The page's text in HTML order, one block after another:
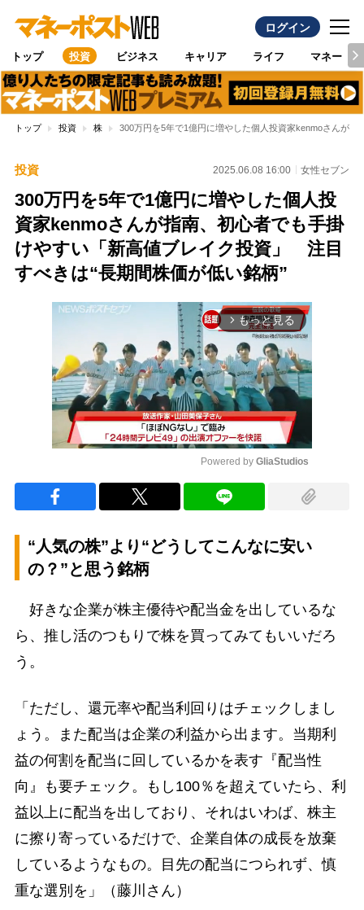
ログイン
トップ 投資 ビジネス キャリア ライフ マネー
トップ 投資 株 300万円を5年で1億円に増やした個人投資家kenmoさんが
投資 2025.06.08 16:00 女性セブン
300万円を5年で1億円に増やした個人投
資家kenmoさんが指南、初心者でも手掛
けやすい「新高値ブレイク投資」 注目
すべきは“長期間株価が低い銘柄”
arrow_forward_ios もっと見る
Powered by GliaStudios
“人気の株”より“どうしてこんなに安い
の？”と思う銘柄
好きな企業が株主優待や配当金を出しているな
ら、推し活のつもりで株を買ってみてもいいだろ
う。
「ただし、還元率や配当利回りはチェックしまし
ょう。また配当は企業の利益から出ます。当期利
益の何割を配当に回しているかを表す『配当性
向』も要チェック。もし100％を超えていたら、利
益以上に配当を出しており、それはいわば、株主
に擦り寄っているだけで、企業自体の成長を放棄
しているようなもの。目先の配当につられず、慎
重な選別を」（藤川さん）